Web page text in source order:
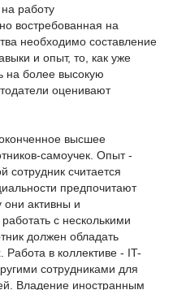
работу
востребованная на
необходимо составление
и опыт, то, как уже
на более высокую
оценивают
высшее
самоучек. Опыт -
сотрудник считается
предпочитают
они активны и
с несколькими
должен обладать
Работа в коллективе - IT-
сотрудниками для
Владение иностранным